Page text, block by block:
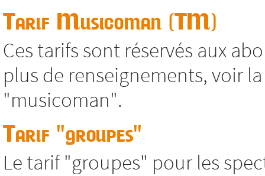
Tarif Musicoman (TM)
Ces tarifs sont réservés aux
plus de renseignements, voir
"musicoman".
Tarif "groupes"
Le tarif "groupes" pour les